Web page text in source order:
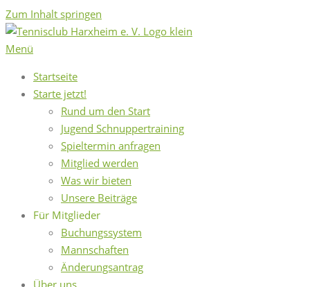
Zum Inhalt springen
Menü
Startseite
Starte jetzt!
Rund um den Start
Jugend Schnuppertraining
Spieltermin anfragen
Mitglied werden
Was wir bieten
Unsere Beiträge
Für Mitglieder
Buchungssystem
Mannschaften
Änderungsantrag
Über uns